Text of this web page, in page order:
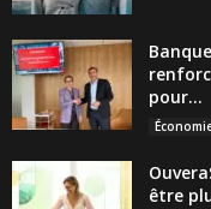
pour...
être